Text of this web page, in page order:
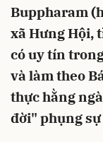
Buppharam
xã Hưng Hội,
có uy tín
và làm theo
thực hằng
đời" phụng